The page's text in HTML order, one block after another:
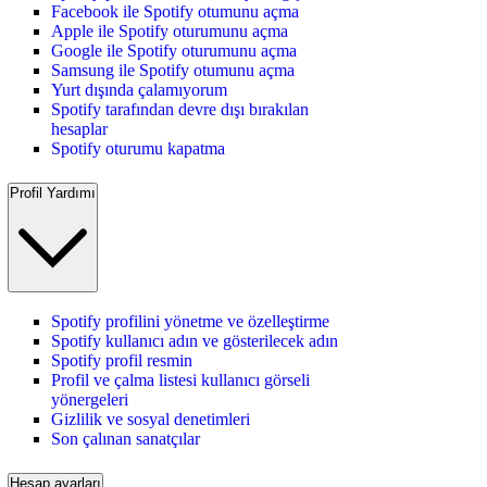
Facebook ile Spotify otumunu açma
Apple ile Spotify oturumunu açma
Google ile Spotify oturumunu açma
Samsung ile Spotify otumunu açma
Yurt dışında çalamıyorum
Spotify tarafından devre dışı bırakılan
hesaplar
Spotify oturumu kapatma
Profil Yardımı
Spotify profilini yönetme ve özelleştirme
Spotify kullanıcı adın ve gösterilecek adın
Spotify profil resmin
Profil ve çalma listesi kullanıcı görseli
yönergeleri
Gizlilik ve sosyal denetimleri
Son çalınan sanatçılar
Hesap ayarları